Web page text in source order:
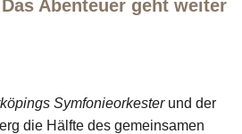
Abenteuer geht weiter
Symfonieorkesterund der
die Hälfte des gemeinsamen